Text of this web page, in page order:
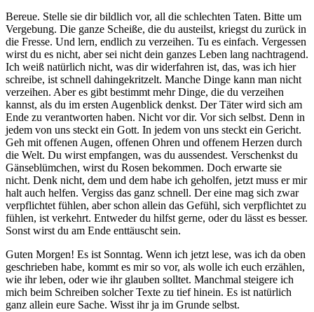
Bereue. Stelle sie dir bildlich vor, all die schlechten Taten. Bitte um
Vergebung. Die ganze Scheiße, die du austeilst, kriegst du zurück in
die Fresse. Und lern, endlich zu verzeihen. Tu es einfach. Vergessen
wirst du es nicht, aber sei nicht dein ganzes Leben lang nachtragend.
Ich weiß natürlich nicht, was dir widerfahren ist, das, was ich hier
schreibe, ist schnell dahingekritzelt. Manche Dinge kann man nicht
verzeihen. Aber es gibt bestimmt mehr Dinge, die du verzeihen
kannst, als du im ersten Augenblick denkst. Der Täter wird sich am
Ende zu verantworten haben. Nicht vor dir. Vor sich selbst. Denn in
jedem von uns steckt ein Gott. In jedem von uns steckt ein Gericht.
Geh mit offenen Augen, offenen Ohren und offenem Herzen durch
die Welt. Du wirst empfangen, was du aussendest. Verschenkst du
Gänseblümchen, wirst du Rosen bekommen. Doch erwarte sie
nicht. Denk nicht, dem und dem habe ich geholfen, jetzt muss er mir
halt auch helfen. Vergiss das ganz schnell. Der eine mag sich zwar
verpflichtet fühlen, aber schon allein das Gefühl, sich verpflichtet zu
fühlen, ist verkehrt. Entweder du hilfst gerne, oder du lässt es besser.
Sonst wirst du am Ende enttäuscht sein.
Guten Morgen! Es ist Sonntag. Wenn ich jetzt lese, was ich da oben
geschrieben habe, kommt es mir so vor, als wolle ich euch erzählen,
wie ihr leben, oder wie ihr glauben solltet. Manchmal steigere ich
mich beim Schreiben solcher Texte zu tief hinein. Es ist natürlich
ganz allein eure Sache. Wisst ihr ja im Grunde selbst.